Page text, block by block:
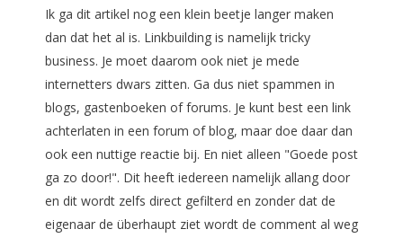
Ik ga dit artikel nog een klein beetje langer maken
dan dat het al is. Linkbuilding is namelijk tricky
business. Je moet daarom ook niet je mede
internetters dwars zitten. Ga dus niet spammen in
blogs, gastenboeken of forums. Je kunt best een link
achterlaten in een forum of blog, maar doe daar dan
ook een nuttige reactie bij. En niet alleen "Goede post
ga zo door!". Dit heeft iedereen namelijk allang door
en dit wordt zelfs direct gefilterd en zonder dat de
eigenaar de überhaupt ziet wordt de comment al weg